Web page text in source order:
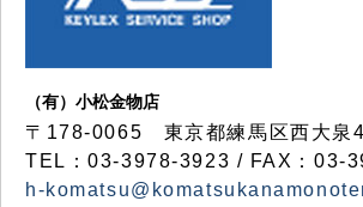
（有）小松金物店
〒178-0065 東京都練馬区西大泉
TEL：03-3978-3923 / FAX：03-
h-